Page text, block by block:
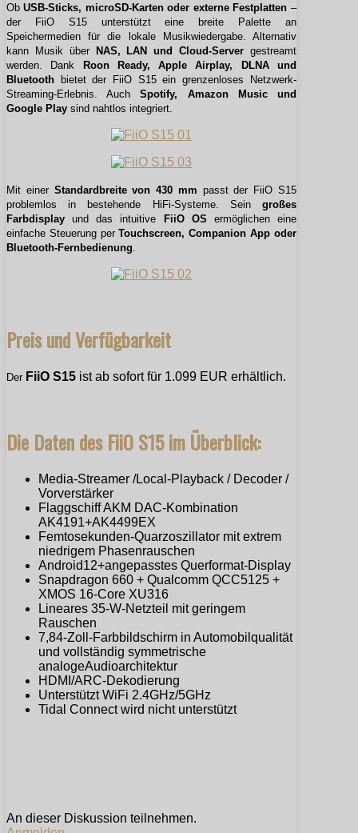
ObUSB-Sticks, microSD-Karten oder externe Festplatten –
der FiiO S15 unterstützt eine breite Palette an
Speichermedien für die lokale Musikwiedergabe. Alternativ
kann Musik über
NAS, LAN und Cloud-Server gestreamt
werden. Dank
Roon Ready, Apple Airplay, DLNA und
Bluetooth bietet der FiiO S15 ein grenzenloses Netzwerk-
Streaming-Erlebnis. AuchSpotify, Amazon Music und
Google Play sind nahtlos integriert.
Mit einer Standardbreite von 430 mm passt der FiiO S15
problemlos in bestehende HiFi-Systeme. Sein großes
Farbdisplay und das intuitive FiiO OS ermöglichen eine
einfache Steuerung perTouchscreen, Companion App oder
Bluetooth-Fernbedienung.
Preis und Verfügbarkeit
Der FiiO S15 ist ab sofort für 1.099 EUR erhältlich.
Die Daten des FiiO S15 im Überblick:
Media-Streamer /Local-Playback / Decoder /
Vorverstärker
Flaggschiff AKM DAC-Kombination
AK4191+AK4499EX
Femtosekunden-Quarzoszillator mit extrem
niedrigem Phasenrauschen
Android12+angepasstes Querformat-Display
Snapdragon 660 + Qualcomm QCC5125 +
XMOS 16-Core XU316
Lineares 35-W-Netzteil mit geringem
Rauschen
7,84-Zoll-Farbbildschirm in Automobilqualität
und vollständig symmetrische
analogeAudioarchitektur
HDMI/ARC-Dekodierung
Unterstützt WiFi 2.4GHz/5GHz
Tidal Connect wird nicht unterstützt
An dieser Diskussion teilnehmen.